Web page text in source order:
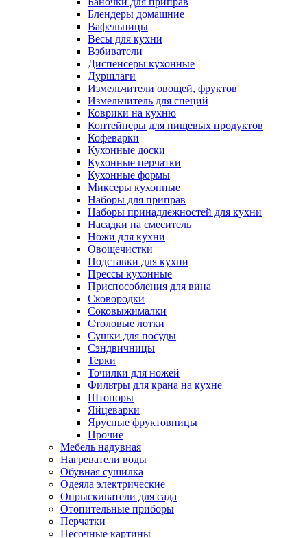
Блендеры домашние
Вафельницы
Весы для кухни
Взбиватели
Диспенсеры кухонные
Дуршлаги
Измельчители овощей, фруктов
Измельчитель для специй
Коврики на кухню
Контейнеры для пищевых продуктов
Кофеварки
Кухонные доски
Кухонные перчатки
Кухонные формы
Миксеры кухонные
Наборы для приправ
Наборы принадлежностей для кухни
Насадки на смеситель
Ножи для кухни
Овощечистки
Подставки для кухни
Прессы кухонные
Приспособления для вина
Сковородки
Соковыжималки
Столовые лотки
Сушки для посуды
Сэндвичницы
Терки
Точилки для ножей
Фильтры для крана на кухне
Штопоры
Яйцеварки
Ярусные фруктовницы
Прочие
Мебель надувная
Нагреватели воды
Обувная сушилка
Одеяла электрические
Опрыскиватели для сада
Отопительные приборы
Перчатки
Песочные картины